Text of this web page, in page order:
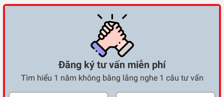
Đăng ký tư vấn miễn phí
Tìm hiểu 1 năm không bằng lắng nghe 1 câu tư vấn